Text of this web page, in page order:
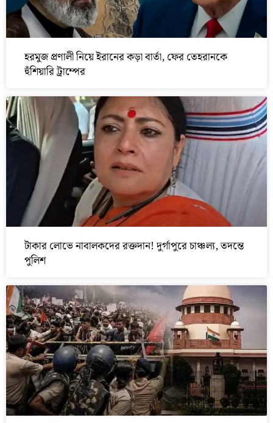
হরমুজ প্রণালী নিয়ে ইরানের কড়া বার্তা, ফের তেহরানকে
হুঁশিয়ারি ট্রাম্পের
টাকার লোভে নাবালকদের রক্তদান! দুর্গাপুরে চাঞ্চল্য, তদন্তে
পুলিশ